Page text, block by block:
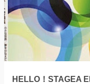
HELLO！STAGEA